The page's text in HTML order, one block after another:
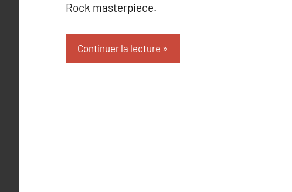
Rock masterpiece.
Continuer la lecture